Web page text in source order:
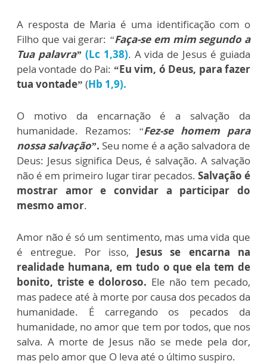
A resposta de Maria é uma identificação com o
Filho que vai gerar: “Faça-se em mim segundo a
Tua palavra” (Lc 1,38). A vida de Jesus é guiada
pela vontade do Pai: “Eu vim, ó Deus, para fazer
tua vontade” (Hb 1,9).
O motivo da encarnação é a salvação da
humanidade. Rezamos: “Fez-se homem para
nossa salvação”. Seu nome é a ação salvadora de
Deus: Jesus significa Deus, é salvação. A salvação
não é em primeiro lugar tirar pecados. Salvação é
mostrar amor e convidar a participar do
mesmo amor.
Amor não é só um sentimento, mas uma vida que
é entregue. Por isso, Jesus se encarna na
realidade humana, em tudo o que ela tem de
bonito, triste e doloroso. Ele não tem pecado,
mas padece até à morte por causa dos pecados da
humanidade. É carregando os pecados da
humanidade, no amor que tem por todos, que nos
salva. A morte de Jesus não se mede pela dor,
mas pelo amor que O leva até o último suspiro.